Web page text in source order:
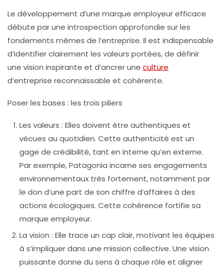
Le développement d’une marque employeur efficace
débute par une introspection approfondie sur les
fondements mêmes de l’entreprise. Il est indispensable
d’identifier clairement les valeurs portées, de définir
une vision inspirante et d’ancrer une culture
d’entreprise reconnaissable et cohérente.
Poser les bases : les trois piliers
Les valeurs : Elles doivent être authentiques et
vécues au quotidien. Cette authenticité est un
gage de crédibilité, tant en interne qu’en externe.
Par exemple, Patagonia incarne ses engagements
environnementaux très fortement, notamment par
le don d’une part de son chiffre d’affaires à des
actions écologiques. Cette cohérence fortifie sa
marque employeur.
La vision : Elle trace un cap clair, motivant les équipes
à s’impliquer dans une mission collective. Une vision
puissante donne du sens à chaque rôle et aligner